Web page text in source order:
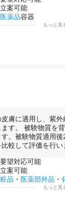
案可能
医薬品容器
もっと見
膚に適用し、紫
す。 被験物質を
。被験物質適用
較して評価を行い
望対応可能
案可能
品 ・ 医薬部外品 ・
もっと見